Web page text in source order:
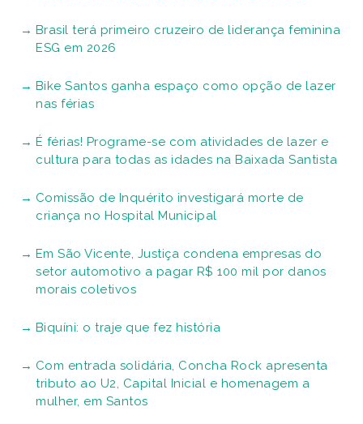
Brasil terá primeiro cruzeiro de liderança feminina
ESG em 2026
Bike Santos ganha espaço como opção de lazer
nas férias
É férias! Programe-se com atividades de lazer e
cultura para todas as idades na Baixada Santista
Comissão de Inquérito investigará morte de
criança no Hospital Municipal
Em São Vicente, Justiça condena empresas do
setor automotivo a pagar R$ 100 mil por danos
morais coletivos
Biquíni: o traje que fez história
Com entrada solidária, Concha Rock apresenta
tributo ao U2, Capital Inicial e homenagem a
mulher, em Santos